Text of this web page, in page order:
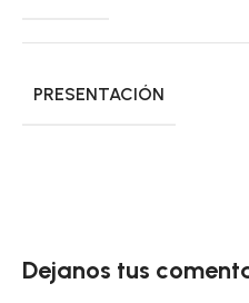
PRESENTACIÓN
Dejanos tus